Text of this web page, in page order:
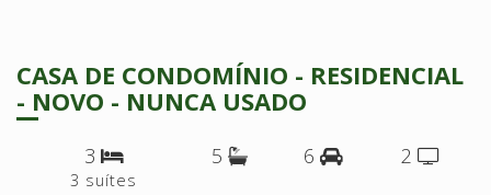
CASA DE CONDOMÍNIO - RESIDENCIAL
- NOVO - NUNCA USADO
3
3 suítes
5 6 2